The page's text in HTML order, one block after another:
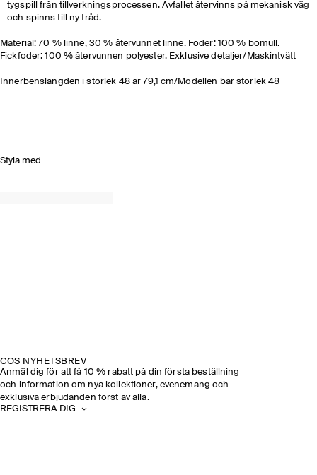
tygspill från tillverkningsprocessen. Avfallet återvinns på mekanisk väg
och spinns till ny tråd.
Material: 70 % linne, 30 % återvunnet linne. Foder: 100 % bomull.
Fickfoder: 100 % återvunnen polyester. Exklusive detaljer/Maskintvätt
Innerbenslängden i storlek 48 är 79,1 cm/Modellen bär storlek 48
Styla med
COS NYHETSBREV
Anmäl dig för att få 10 % rabatt på din första beställning
och information om nya kollektioner, evenemang och
exklusiva erbjudanden först av alla.
REGISTRERA DIG